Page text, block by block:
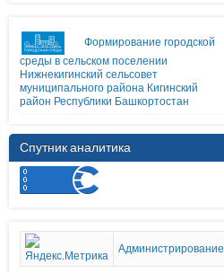
Формирование городской
среды в сельском поселении
Нижнекигинский сельсовет
муниципального района Кигинский
район Республики Башкортостан
Спутник аналитика
Администрирование